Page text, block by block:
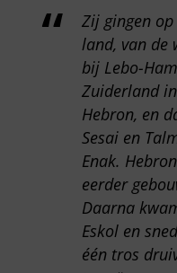
Zij gingen
land, van de
bij Lebo-
Zuiderland
Hebron, en
Sesai en
Enak.
eerder
Daarna
Eskol en
één tros